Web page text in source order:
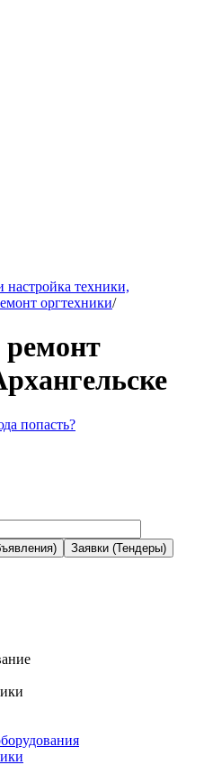
настройка техники,
оргтехники/
ремонт
попасть?
Заявки (Тендеры)